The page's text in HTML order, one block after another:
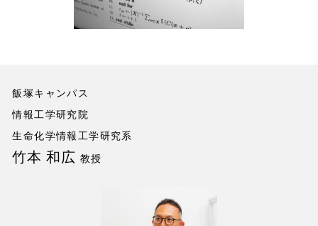
飯塚キャンパス
情報工学研究院
生命化学情報工学研究系
竹本 和広 教授